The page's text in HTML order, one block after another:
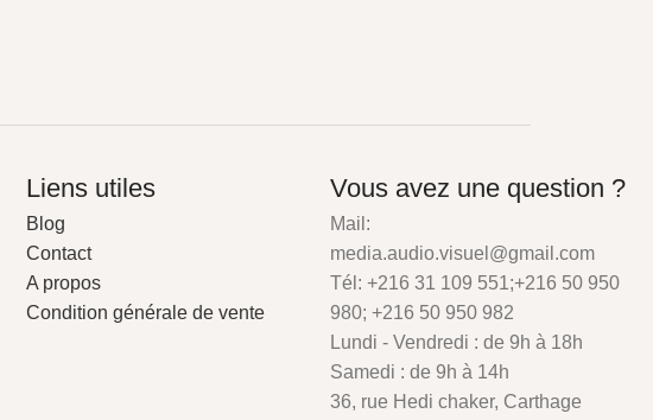
Liens utiles
Blog
Contact
A propos
Condition générale de vente
Vous avez une question ?
Mail:
media.audio.visuel@gmail.com
Tél: +216 31 109 551;+216 50 950
980; +216 50 950 982
Lundi - Vendredi : de 9h à 18h
Samedi : de 9h à 14h
36, rue Hedi chaker, Carthage